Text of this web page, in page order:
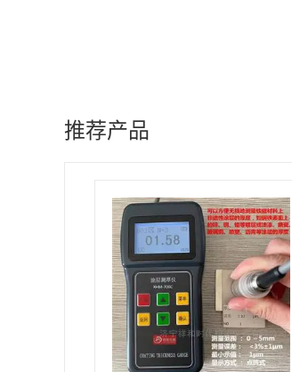
推荐产品